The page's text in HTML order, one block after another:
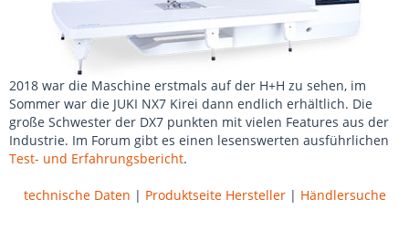
2018 war die Maschine erstmals auf der H+H zu sehen, im
Sommer war die JUKI NX7 Kirei dann endlich erhältlich. Die
große Schwester der DX7 punkten mit vielen Features aus der
Industrie. Im Forum gibt es einen lesenswerten ausführlichen
Test- und Erfahrungsbericht.
technische Daten | Produktseite Hersteller| Händlersuche